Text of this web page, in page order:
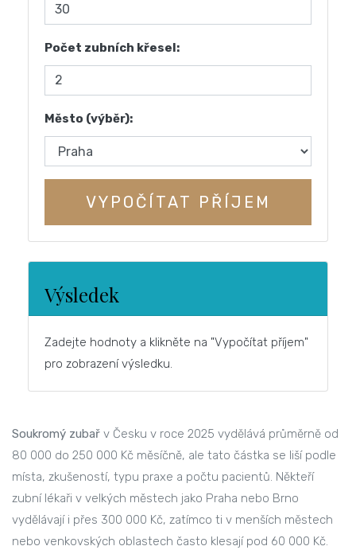
Počet zubních křesel:
Město (výběr):
VYPOČÍTAT PŘÍJEM
Výsledek
Zadejte hodnoty a klikněte na "Vypočítat příjem"
pro zobrazení výsledku.
Soukromý zubař v Česku v roce 2025 vydělává průměrně od
80 000 do 250 000 Kč měsíčně, ale tato částka se liší podle
místa, zkušeností, typu praxe a počtu pacientů. Někteří
zubní lékaři v velkých městech jako Praha nebo Brno
vydělávají i přes 300 000 Kč, zatímco ti v menších městech
nebo venkovských oblastech často klesají pod 60 000 Kč.